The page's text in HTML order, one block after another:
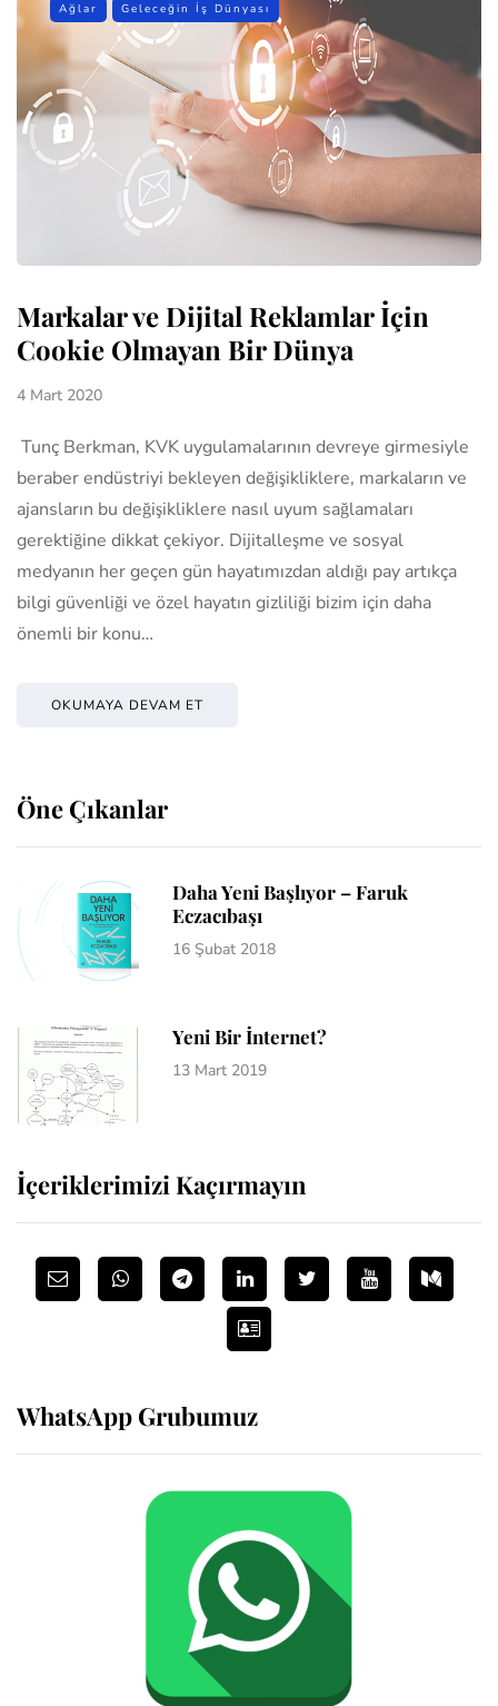
Ağlar Geleceğin İş Dünyası
Markalar ve Dijital Reklamlar İçin
Cookie Olmayan Bir Dünya
4 Mart 2020
Tunç Berkman, KVK uygulamalarının devreye girmesiyle
beraber endüstriyi bekleyen değişikliklere, markaların ve
ajansların bu değişikliklere nasıl uyum sağlamaları
gerektiğine dikkat çekiyor. Dijitalleşme ve sosyal
medyanın her geçen gün hayatımızdan aldığı pay artıkça
bilgi güvenliği ve özel hayatın gizliliği bizim için daha
önemli bir konu…
OKUMAYA DEVAM ET
Öne Çıkanlar
Daha Yeni Başlıyor – Faruk
Eczacıbaşı
16 Şubat 2018
Yeni Bir İnternet?
13 Mart 2019
İçeriklerimizi Kaçırmayın
WhatsApp Grubumuz